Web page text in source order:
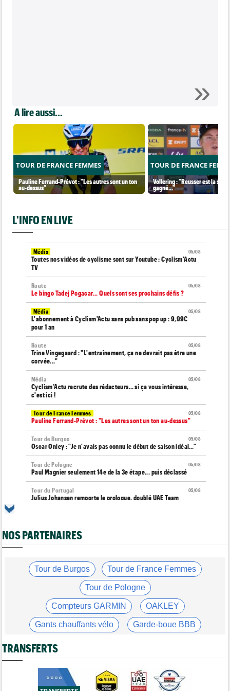
A lire aussi...
TOUR DE FRANCE FEMMES
Pauline Ferrand-Prévot : "Les autres sont un ton
au-dessus"
TOUR DE FRANCE
Vollering : "Reusser est la
gagné..."
L'INFO EN LIVE
05/08
Média
Toutes nos vidéos de cyclisme sont sur Youtube : Cyclism'Actu
TV
05/08
Route
Le bingo Tadej Pogacar... Quels sont ses prochains défis ?
05/08
Média
L'abonnement à Cyclism'Actu sans pub sans pop up : 9,99€
pour 1 an
05/08
Route
Trine Vingegaard : "L'entraînement, ça ne devrait pas être une
corvée..."
05/08
Média
Cyclism’Actu recrute des rédacteurs… si ça vous intéresse,
c'est ici !
05/08
Tour de France Femmes
Pauline Ferrand-Prévot : "Les autres sont un ton au-dessus"
05/08
Tour de Burgos
Oscar Onley : "Je n'avais pas connu le début de saison idéal…"
05/08
Tour de Pologne
Paul Magnier seulement 14e de la 3e étape... puis déclassé
05/08
Tour du Portugal
Julius Johansen remporte le prologue, doublé UAE Team
Marlen Reusser : "C'était différent du Mont Ventoux..."
WorldTour
Tour de France Femmes
Vollering : "Reusser est la seule qui n'a jamais gagné..."
Tour de France
Geraint Thomas : "On est passé à côté du Tour..."
Le Mercato vélo est ouvert... Toutes les dernières infos de
transferts
Tour de France Femmes
Demi Vollering la 5e étape ! Ferrand-Prévot perd tout
NOS PARTENAIRES
Tour de Burgos Tour de France Femmes
Tour de Pologne
Compteurs GARMIN OAKLEY
Gants chauffants vélo Garde-boue BBB
Casque ABUS
TRANSFERTS